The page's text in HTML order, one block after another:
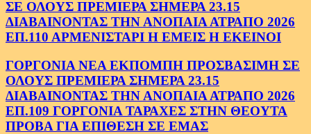
ΣΕ ΟΛΟΥΣ ΠΡΕΜΙΕΡΑ ΣΗΜΕΡΑ 23.15
ΔΙΑΒΑΙΝΟΝΤΑΣ ΤΗΝ ΑΝΟΠΑΙΑ ΑΤΡΑΠΟ 2026
ΕΠ.110 ΑΡΜΕΝΙΣΤΑΡΙ Η ΕΜΕΙΣ Η ΕΚΕΙΝΟΙ
ΓΟΡΓΟΝΙΑ ΝΕΑ ΕΚΠΟΜΠΗ ΠΡΟΣΒΑΣΙΜΗ ΣΕ
ΟΛΟΥΣ ΠΡΕΜΙΕΡΑ ΣΗΜΕΡΑ 23.15
ΔΙΑΒΑΙΝΟΝΤΑΣ ΤΗΝ ΑΝΟΠΑΙΑ ΑΤΡΑΠΟ 2026
ΕΠ.109 ΓΟΡΓΟΝΙΑ ΤΑΡΑΧΕΣ ΣΤΗΝ ΘΕΟΥΤΑ
ΠΡΟΒΑ ΓΙΑ ΕΠΙΘΕΣΗ ΣΕ ΕΜΑΣ